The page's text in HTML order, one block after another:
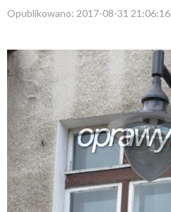
Opublikowano: 2017-08-31 21:06:16